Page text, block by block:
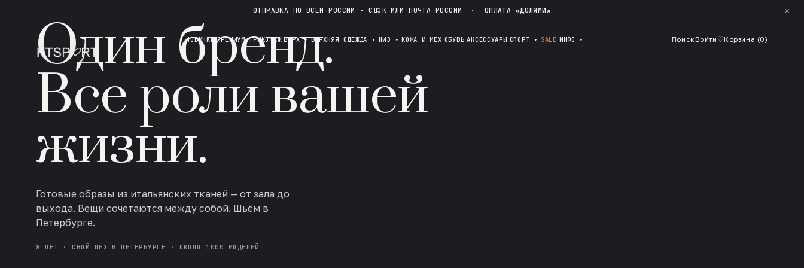
ОТПРАВКА ПО ВСЕЙ РОССИИ - СДЭК ИЛИ ПОЧТА РОССИИ · ОПЛАТА «ДОЛЯМИ» ✕
НОВИНКИ ПРЕМИУМ ТРИКОТАЖ ВЕРХ▾ ВЕРХНЯЯ ОДЕЖДА ▾ НИЗ ▾ КОЖА И МЕХ ОБУВЬ АКСЕССУАРЫ СПОРТ ▾ SALE ИНФО ▾ ПоискВойти ♡Корзина (0)
Один бренд.
Все роли вашей
жизни.
Готовые образы из итальянских тканей — от зала до
выхода. Вещи сочетаются между собой. Шьём в
Петербурге.
8 ЛЕТ · СВОЙ ЦЕХ В ПЕТЕРБУРГЕ · ОКОЛО 1000 МОДЕЛЕЙ